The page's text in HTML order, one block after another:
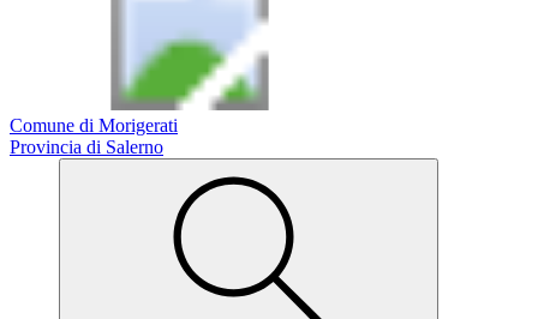
Comune di Morigerati
Provincia di Salerno